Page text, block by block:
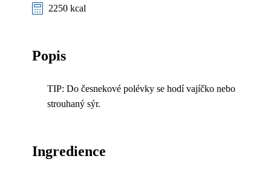
2250 kcal
Popis
TIP: Do česnekové polévky se hodí vajíčko nebo
strouhaný sýr.
Ingredience